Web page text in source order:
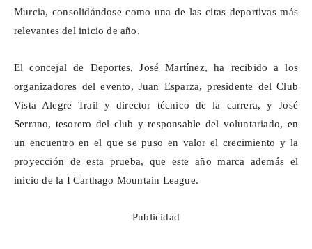
Murcia, consolidándose como una de las citas deportivas más
relevantes del inicio de año.
El concejal de Deportes, José Martínez, ha recibido a los
organizadores del evento, Juan Esparza, presidente del Club
Vista Alegre Trail y director técnico de la carrera, y José
Serrano, tesorero del club y responsable del voluntariado, en
un encuentro en el que se puso en valor el crecimiento y la
proyección de esta prueba, que este año marca además el
inicio de la I Carthago Mountain League.
Publicidad